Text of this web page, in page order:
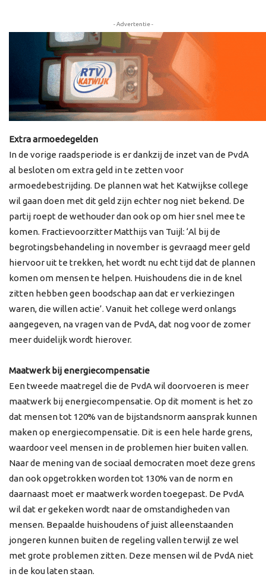
- Advertentie -
Extra armoedegelden
In de vorige raadsperiode is er dankzij de inzet van de PvdA
al besloten om extra geld in te zetten voor
armoedebestrijding. De plannen wat het Katwijkse college
wil gaan doen met dit geld zijn echter nog niet bekend. De
partij roept de wethouder dan ook op om hier snel mee te
komen. Fractievoorzitter Matthijs van Tuijl: ‘Al bij de
begrotingsbehandeling in november is gevraagd meer geld
hiervoor uit te trekken, het wordt nu echt tijd dat de plannen
komen om mensen te helpen. Huishoudens die in de knel
zitten hebben geen boodschap aan dat er verkiezingen
waren, die willen actie’. Vanuit het college werd onlangs
aangegeven, na vragen van de PvdA, dat nog voor de zomer
meer duidelijk wordt hierover.
Maatwerk bij energiecompensatie
Een tweede maatregel die de PvdA wil doorvoeren is meer
maatwerk bij energiecompensatie. Op dit moment is het zo
dat mensen tot 120% van de bijstandsnorm aansprak kunnen
maken op energiecompensatie. Dit is een hele harde grens,
waardoor veel mensen in de problemen hier buiten vallen.
Naar de mening van de sociaal democraten moet deze grens
dan ook opgetrokken worden tot 130% van de norm en
daarnaast moet er maatwerk worden toegepast. De PvdA
wil dat er gekeken wordt naar de omstandigheden van
mensen. Bepaalde huishoudens of juist alleenstaanden
jongeren kunnen buiten de regeling vallen terwijl ze wel
met grote problemen zitten. Deze mensen wil de PvdA niet
in de kou laten staan.